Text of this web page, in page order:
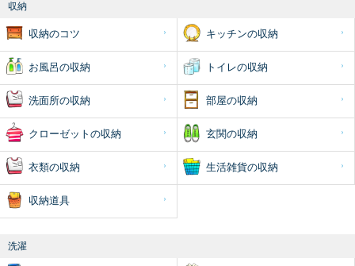
収納
収納のコツ キッチンの収納
お風呂の収納 トイレの収納
洗面所の収納 部屋の収納
クローゼットの収納 玄関の収納
衣類の収納 生活雑貨の収納
収納道具
洗濯